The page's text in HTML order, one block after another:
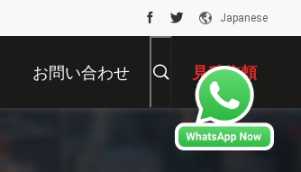
Japanese
お問い合わせ 見積依頼